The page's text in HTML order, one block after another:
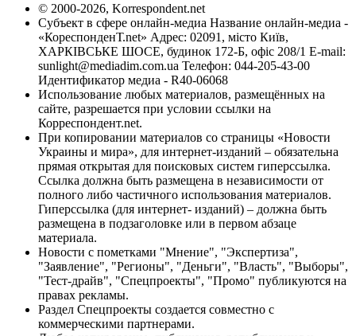
© 2000-2026, Korrespondent.net
Субъект в сфере онлайн-медиа Название онлайн-медиа -
«КореспонденТ.net» Адрес: 02091, місто Київ,
ХАРКІВСЬКЕ ШОСЕ, будинок 172-Б, офіс 208/1 E-mail:
sunlight@mediadim.com.ua Телефон: 044-205-43-00
Идентификатор медиа - R40-06068
Использование любых материалов, размещённых на
сайте, разрешается при условии ссылки на
Корреспондент.net.
При копировании материалов со страницы «Новости
Украины и мира», для интернет-изданий – обязательна
прямая открытая для поисковых систем гиперссылка.
Ссылка должна быть размещена в независимости от
полного либо частичного использования материалов.
Гиперссылка (для интернет- изданий) – должна быть
размещена в подзаголовке или в первом абзаце
материала.
Новости с пометками "Мнение", "Экспертиза",
"Заявление", "Регионы", "Деньги", "Власть", "Выборы",
"Тест-драйв", "Спецпроекты", "Промо" публикуются на
правах рекламы.
Раздел Спецпроекты создается совместно с
коммерческими партнерами.